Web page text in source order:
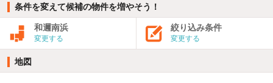
条件を変えて候補の物件を増やそう！
和邇南浜
変更する
絞り込み条件
変更する
地図